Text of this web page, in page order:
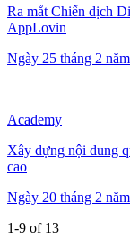
Ra mắt Chiến dịch
AppLovin
Ngày 25 tháng 2
Academy
Xây dựng nội dung
cao
Ngày 20 tháng 2
1-9 of 13